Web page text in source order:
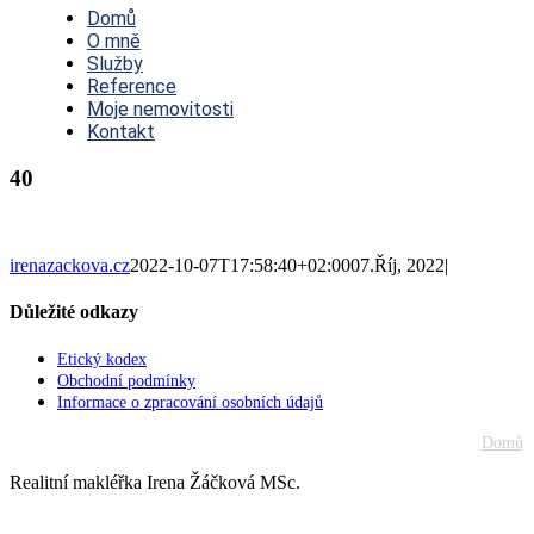
NavigationDomů
O mně
Služby
Reference
Moje nemovitosti
Kontakt
40
irenazackova.cz2022-10-07T17:58:40+02:0007.Říj, 2022|
Důležité odkazy
Etický kodex
Obchodní podmínky
Informace o zpracování osobních údajů
Domů
Realitní makléřka Irena Žáčková MSc.